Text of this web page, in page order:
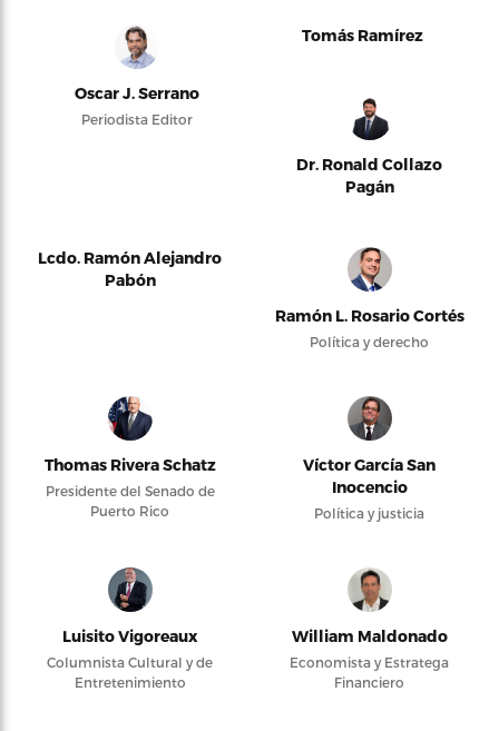
Oscar J. Serrano
Periodista Editor
Tomás Ramírez
Dr. Ronald Collazo
Pagán
Lcdo. Ramón Alejandro
Pabón
Ramón L. Rosario Cortés
Política y derecho
Thomas Rivera Schatz
Presidente del Senado de
Puerto Rico
Víctor García San
Inocencio
Política y justicia
Luisito Vigoreaux
Columnista Cultural y de
Entretenimiento
William Maldonado
Economista y Estratega
Financiero